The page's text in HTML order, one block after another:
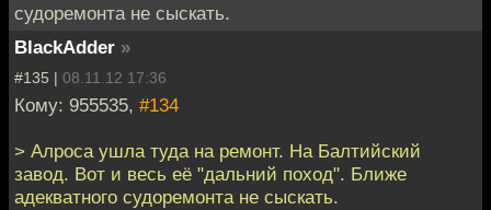
судоремонта не сыскать.
BlackAdder »
#135 | 08.11.12 17:36
Кому: 955535, #134
> Алроса ушла туда на ремонт. На Балтийский
завод. Вот и весь её "дальний поход". Ближе
адекватного судоремонта не сыскать.